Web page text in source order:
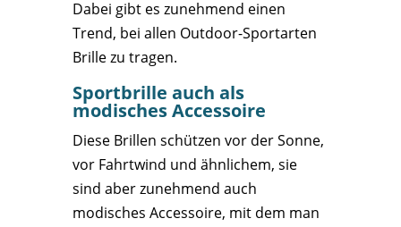
Dabei gibt es zunehmend einen
Trend, bei allen Outdoor-Sportarten
Brille zu tragen.
Sportbrille auch als
modisches Accessoire
Diese Brillen schützen vor der Sonne,
vor Fahrtwind und ähnlichem, sie
sind aber zunehmend auch
modisches Accessoire, mit dem man